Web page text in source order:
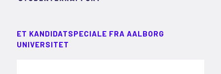
ET KANDIDATSPECIALE FRA AALBORG
UNIVERSITET